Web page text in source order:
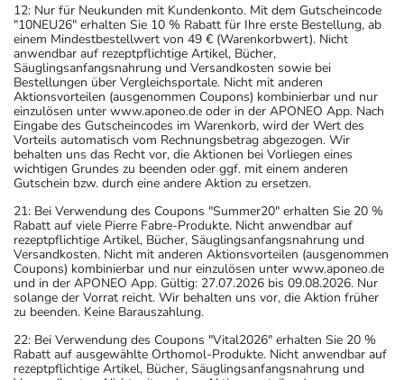
12: Nur für Neukunden mit Kundenkonto. Mit dem Gutscheincode
"10NEU26" erhalten Sie 10 % Rabatt für Ihre erste Bestellung, ab
einem Mindestbestellwert von 49 € (Warenkorbwert). Nicht
anwendbar auf rezeptpflichtige Artikel, Bücher,
Säuglingsanfangsnahrung und Versandkosten sowie bei
Bestellungen über Vergleichsportale. Nicht mit anderen
Aktionsvorteilen (ausgenommen Coupons) kombinierbar und nur
einzulösen unter www.aponeo.de oder in der APONEO App. Nach
Eingabe des Gutscheincodes im Warenkorb, wird der Wert des
Vorteils automatisch vom Rechnungsbetrag abgezogen. Wir
behalten uns das Recht vor, die Aktionen bei Vorliegen eines
wichtigen Grundes zu beenden oder ggf. mit einem anderen
Gutschein bzw. durch eine andere Aktion zu ersetzen.
21: Bei Verwendung des Coupons "Summer20" erhalten Sie 20 %
Rabatt auf viele Pierre Fabre-Produkte. Nicht anwendbar auf
rezeptpflichtige Artikel, Bücher, Säuglingsanfangsnahrung und
Versandkosten. Nicht mit anderen Aktionsvorteilen (ausgenommen
Coupons) kombinierbar und nur einzulösen unter www.aponeo.de
und in der APONEO App. Gültig: 27.07.2026 bis 09.08.2026. Nur
solange der Vorrat reicht. Wir behalten uns vor, die Aktion früher
zu beenden. Keine Barauszahlung.
22: Bei Verwendung des Coupons "Vital2026" erhalten Sie 20 %
Rabatt auf ausgewählte Orthomol-Produkte. Nicht anwendbar auf
rezeptpflichtige Artikel, Bücher, Säuglingsanfangsnahrung und